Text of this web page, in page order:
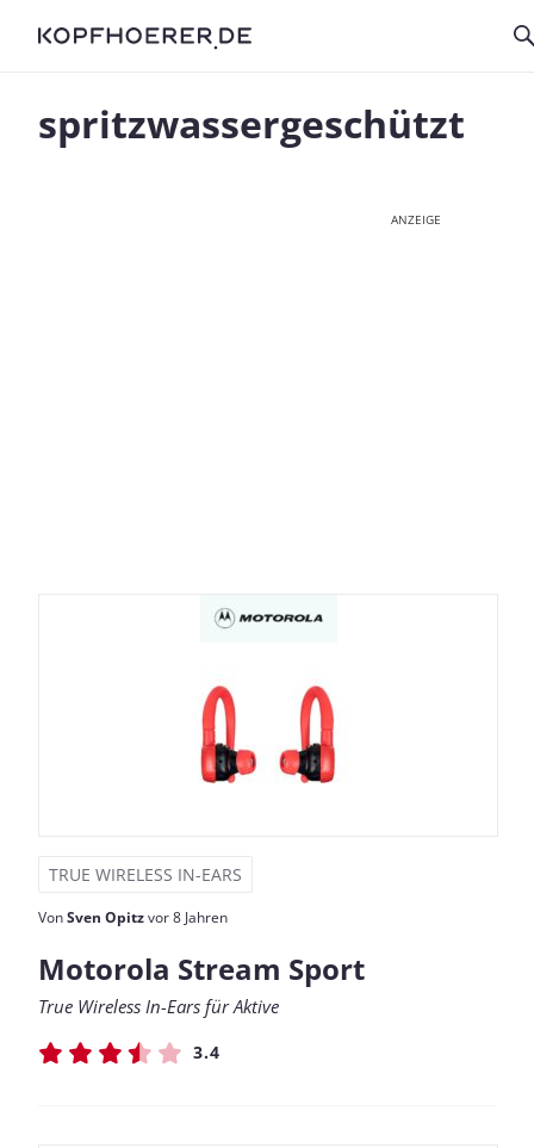
spritzwassergeschützt
ANZEIGE
TRUE WIRELESS IN-EARS
VonSven Opitzvor 8 Jahren
Motorola Stream Sport
True Wireless In-Ears für Aktive
3.4